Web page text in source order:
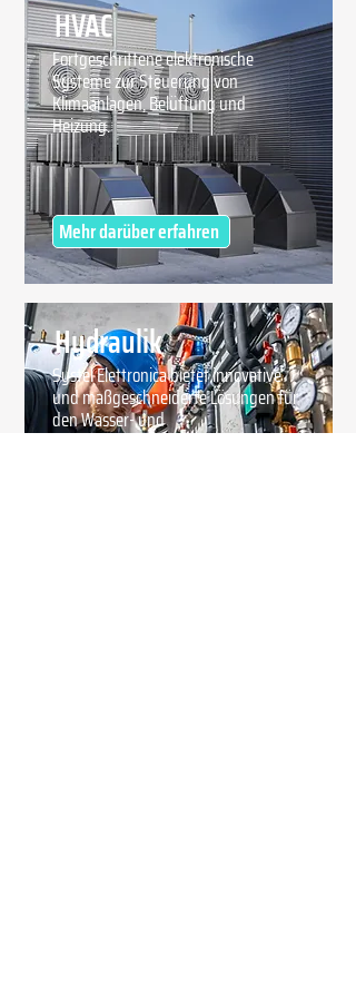
HVAC
Fortgeschrittene elektronische
Systeme zur Steuerung von
Klimaanlagen, Belüftung und
Heizung.
Mehr darüber erfahren
Hydraulik
Systel Elettronica bietet innovative
und maßgeschneiderte Lösungen für
den Wasser- und
Elektropumpensektor an.